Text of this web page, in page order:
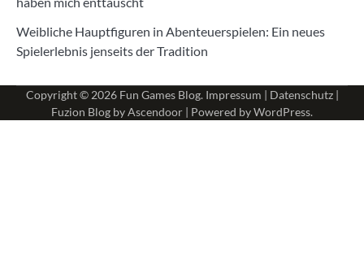
Weibliche Hauptfiguren in Abenteuerspielen: Ein neues
Spielerlebnis jenseits der Tradition
Copyright © 2026 Fun Games Blog. Impressum | Datenschutz|
Fuzion Blog byAscendoor | Powered byWordPress.